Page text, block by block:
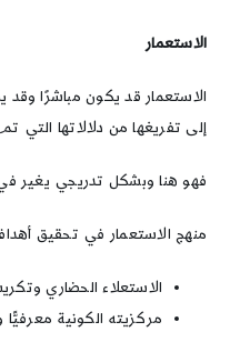
الاستعمار
الاستعمار قد يكون مباشرًا
إلى تفريغها من دلالاتها التي
فهو هنا وبشكل تدريجي يغير في
منهج الاستعمار في تحقيق
الاستعلاء الحضاري
مركزيته الكونية